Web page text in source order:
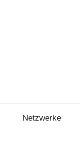
Netzwerke